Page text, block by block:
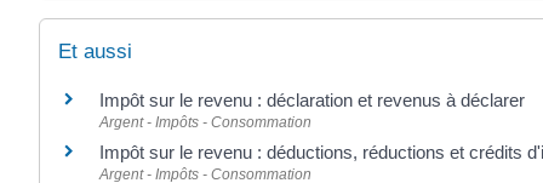
Et aussi
Impôt sur le revenu : déclaration et revenus à déclarer
Argent - Impôts - Consommation
Impôt sur le revenu : déductions, réductions et crédits
Argent - Impôts - Consommation